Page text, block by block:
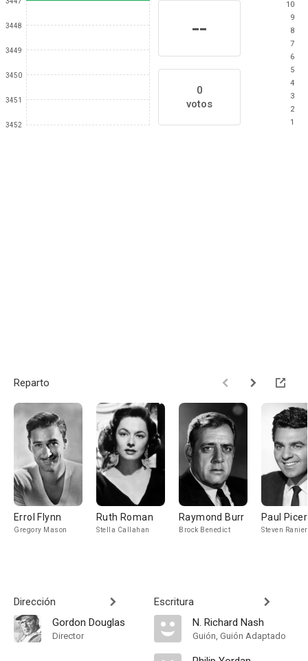
3448
3449
3450
3451
3452
--
0
votos
10
9
8
7
6
5
4
3
2
1
Reparto
Errol Flynn
Gregory Mason
Ruth Roman
Stella Callahan
Raymond Burr
Brock Benedict
Paul
Steven Ranier
Dirección
Gordon Douglas
Director
Escritura
N. Richard Nash
Guión, Guión Adaptado